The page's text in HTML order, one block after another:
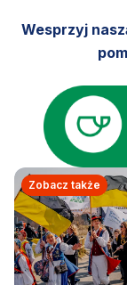
Wesprzyj
Zobacz także